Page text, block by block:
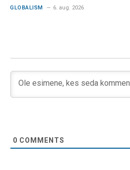
GLOBALISM 6. aug. 2026
0 COMMENTS